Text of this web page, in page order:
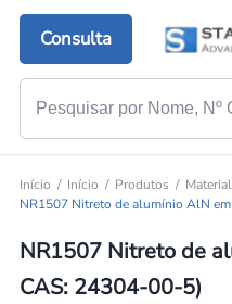
Consulta
Início Início Produtos
NR1507 Nitreto de alumínio AlN
NR1507 Nitreto de
CAS: 24304-00-5)